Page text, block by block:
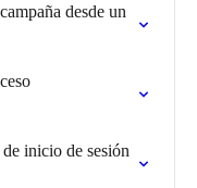
desde un
inicio de sesión